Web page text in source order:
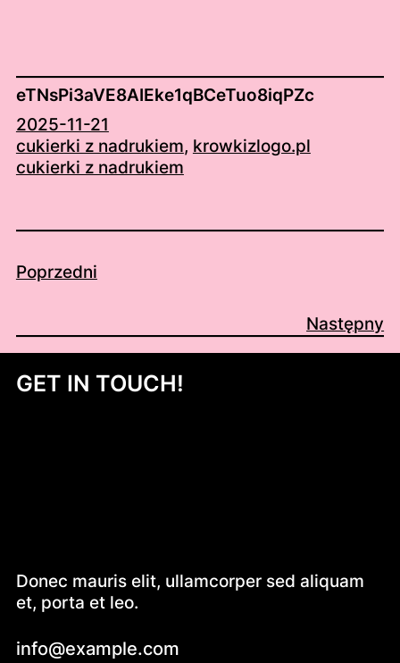
eTNsPi3aVE8AIEke1qBCeTuo8iqPZc
2025-11-21
cukierki z nadrukiem, krowkizlogo.pl
cukierki z nadrukiem
Poprzedni
Następny
GET IN TOUCH!
Donec mauris elit, ullamcorper sed aliquam
et, porta et leo.
info@example.com